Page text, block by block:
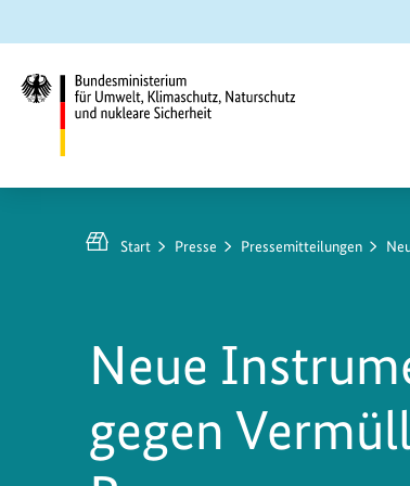
Hauptinhalt
springen
Suche
springen
Hauptnavigation
springen
Umwelt,
Klimaschutz,
Sicherheit
Start Presse Pressemitteilungen
Neue
gegen